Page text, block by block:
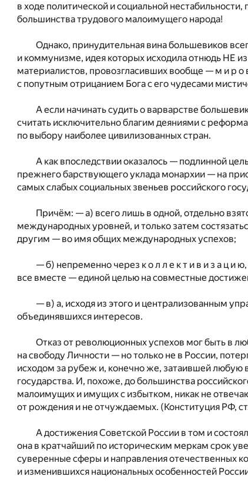
в ходе политической и социальной
большинства трудового малоимущего народа!
Однако, принудительная вина большевиков
и коммунизме, идея которых исходила отнюдь НЕ
материалистов, провозгласивших вообще — м и р
с попутным отрицанием Бога с его чудесами
А если начинать судить о варварстве
считать исключительно благим деяниями с
по выбору наиболее цивилизованных стран.
А как впоследствии оказалось — подлинной
прежнего барствующего уклада монархии — на
самых слабых социальных звеньев российского
Причём: — а) всего лишь в одной, отдельно
международных уровней, и только затем
другим — во имя общих международных успехов;
— б) непременно через к о л л е к т и в и з а ц
все вместе — единой целью на совместные
— в) а, исходя из этого и централизованным
объединявшихся интересов.
Отказ от революционных успехов мог быть в
на свободу Личности — но только не в России,
исходом за рубеж и, конечно же, затаившей
государства. И, похоже, до большинства
малоимущих и имущих с избытком, никак не
от рождения и не отчуждаемых. (Конституция РФ,
А достижения Советской России в том и
она в кратчайший по историческим меркам срок
суверенные сферы и направления отечественных
и изменившихся национальных особенностей